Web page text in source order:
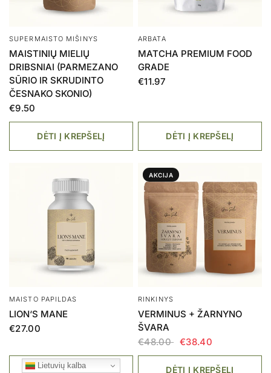
SUPERMAISTO MIŠINYS
MAISTINIŲ MIELIŲ
DRIBSNIAI (PARMEZANO
SŪRIO IR SKRUDINTO
ČESNAKO SKONIO)
€9.50
DĖTI Į KREPŠELĮ
ARBATA
MATCHA PREMIUM FOOD
GRADE
€11.97
DĖTI Į KREPŠELĮ
MAISTO PAPILDAS
LION‘S MANE
€27.00
DĖTI Į KREPŠELĮ
AKCIJA
RINKINYS
VERMINUS + ŽARNYNO
ŠVARA
€48.00
€38.40
DĖTI Į KREPŠELĮ
Lietuvių kalba
2026-08-05
L.V iš Lithuania
įvertino produktą
Šis rinkinys man
karto. Naktį labai
gerai išsimiegu,